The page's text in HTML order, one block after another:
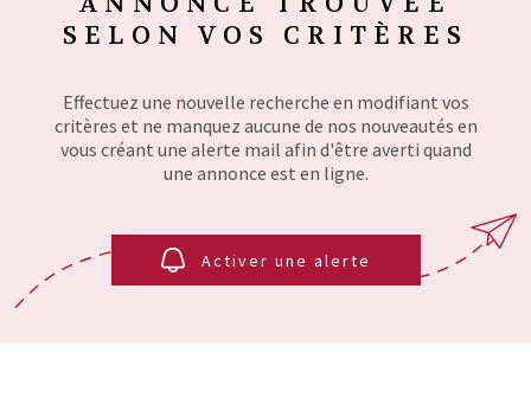
AVIS CLIENT
MON
SELON VOS CRITÈRES
Effectuez une nouvelle recherche en modifiant vos
critères et ne manquez aucune de nos nouveautés en
vous créant une alerte mail afin d'être averti quand
une annonce est en ligne.
Activer une alerte
SURFACE
RÉFÉRENCE
SUPPLÉMENTAIRES
Piscine
Parking
PLUS DE CRITÈRES